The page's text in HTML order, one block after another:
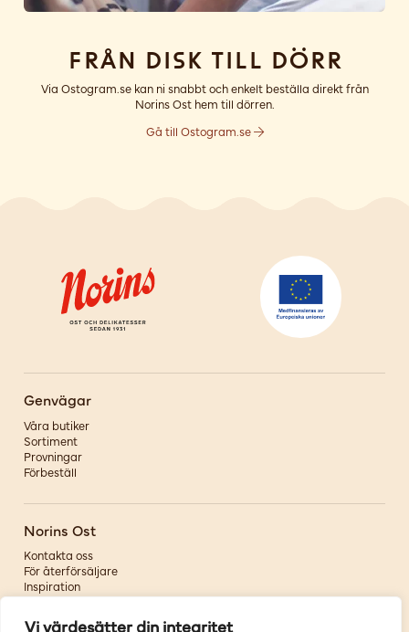
Vi värdesätter din integritet
Från disk till dörr
Via Ostogram.se kan ni snabbt och enkelt beställa direkt från
Norins Ost hem till dörren.
Gå till Ostogram.se
Genvägar
Våra butiker
Sortiment
Provningar
Förbeställ
Norins Ost
Kontakta oss
För återförsäljare
Inspiration
Om oss